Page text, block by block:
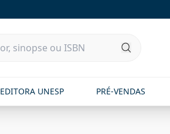
EDITORA UNESP PRÉ-VENDAS